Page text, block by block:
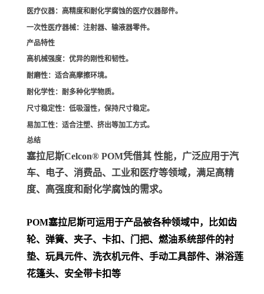
医疗仪器：高精度和耐化学腐蚀的医疗仪器部件。
一次性医疗器械：注射器、输液器零件。
产品特性
高机械强度：优异的刚性和韧性。
耐磨性：适合高摩擦环境。
耐化学性：耐多种化学物质。
尺寸稳定性：低吸湿性，保持尺寸稳定。
易加工性：适合注塑、挤出等加工方式。
总结
塞拉尼斯Celcon® POM凭借其 性能，广泛应用于汽
车、电子、消费品、工业和医疗等领域，满足高精
度、高强度和耐化学腐蚀的需求。
POM塞拉尼斯可运用于产品被各种领域中，比如齿
轮、弹簧、夹子、卡扣、门把、 燃油系统部件的衬
垫、玩具元件、洗衣机元件、手动工具部件、淋浴莲
花篷头、安全带卡扣等